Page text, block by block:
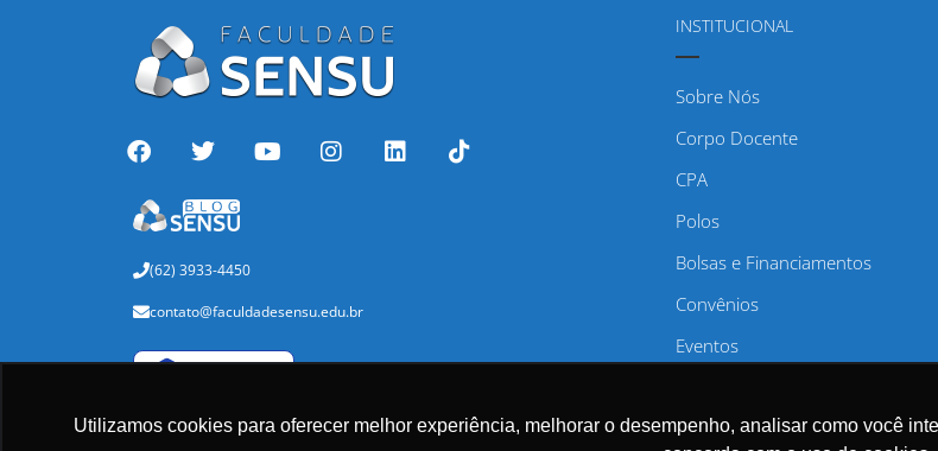
Utilizamos cookies para oferecer melhor experiência, melhorar o desempenho, analisar como você
(62) 3933-4450
contato@faculdadesensu.edu.br
INSTITUCIONAL
Sobre Nós
Corpo Docente
CPA
Polos
Bolsas e Financiamentos
Convênios
Eventos
Trabalhe Conosco